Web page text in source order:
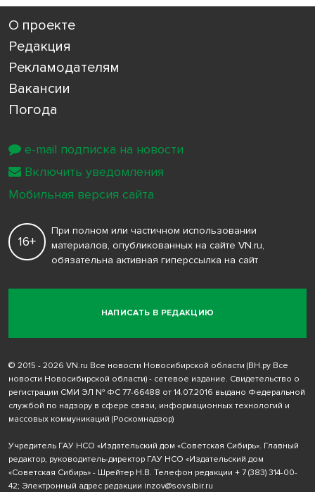
О проекте
Редакция
Рекламодателям
Вакансии
Погода
НАПИСАТЬ В РЕДАКЦИЮ
16+
При полном или частичном использовании
материалов, опубликованных на сайте VN.ru,
обязательна активная гиперссылка на сайт
© 2015 - 2026 VN.ru Все новости Новосибирской области (ВН.ру Все
новости Новосибирской области) - сетевое издание. Свидетельство о
регистрации СМИ ЭЛ № ФС 77-66488 от 14.07.2016 выдано Федеральной
службой по надзору в сфере связи, информационных технологий и
массовых коммуникаций (Роскомнадзор)
Учредитель ГАУ НСО «Издательский дом «Советская Сибирь». Главный
редактор, руководитель-директор ГАУ НСО «Издательский дом
«Советская Сибирь» - Шрейтер Н.В. Телефон редакции + 7 (383) 314-00-
42; Электронный адрес редакции inzov@sovsibir.ru
e-mail подписка на новости
Включить уведомления
Мобильная версия сайта